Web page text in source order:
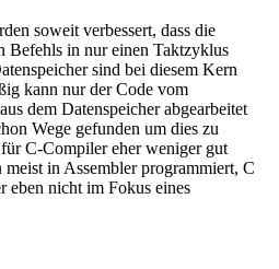
soweit verbessert, dass die
Befehls in nur einen Taktzyklus
sind bei diesem Kern
kann nur der Code vom
dem Datenspeicher abgearbeitet
Wege gefunden um dies zu
C-Compiler eher weniger gut
meist in Assembler programmiert, C
eben nicht im Fokus eines